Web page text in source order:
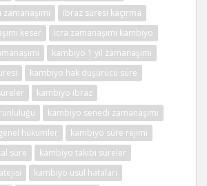
ibraz süresi kaçırma
keser
icra zamanaşımı kambiyo
kambiyo 1 yıl zamanaşımı
kambiyo hak düşürücü süre
kambiyo ibraz
kambiyo senedi zamanaşımı
hükümler
kambiyo süre rejimi
süre
kambiyo takibi süreler
kambiyo usul hataları